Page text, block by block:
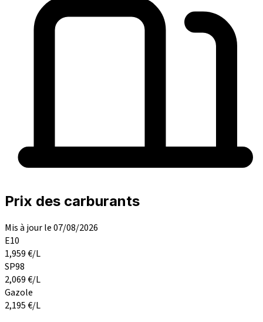
Prix des carburants
Mis à jour le 07/08/2026
E10
1,959€/L
SP98
2,069€/L
Gazole
2,195€/L